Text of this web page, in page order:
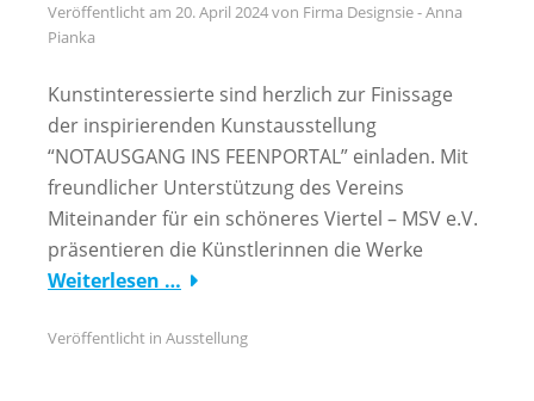
Veröffentlicht am 20. April 2024von Firma Designsie - Anna
Pianka
Kunstinteressierte sind herzlich zur Finissage
der inspirierenden Kunstausstellung
“NOTAUSGANG INS FEENPORTAL” einladen. Mit
freundlicher Unterstützung des Vereins
Miteinander für ein schöneres Viertel – MSV e.V.
präsentieren die Künstlerinnen die Werke
Weiterlesen …
Veröffentlicht in Ausstellung